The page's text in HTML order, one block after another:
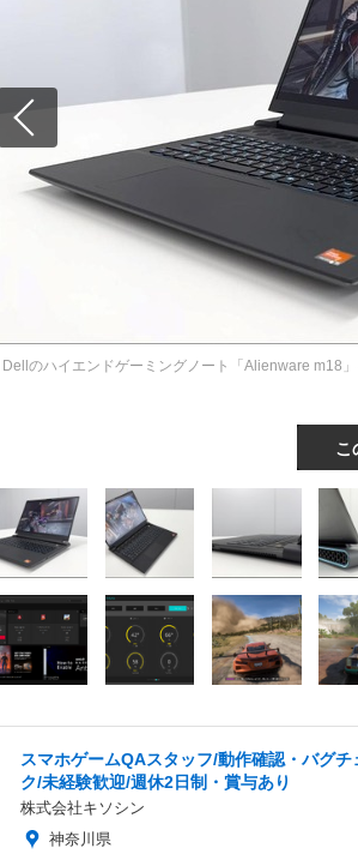
Dellのハイエンドゲーミングノート「Alienware m18
こ
スマホゲームQAスタッフ/動作確認・バグチ
ク/未経験歓迎/週休2日制・賞与あり
株式会社キソシン
神奈川県